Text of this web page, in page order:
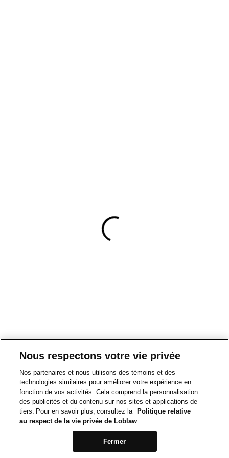
Nous respectons votre vie privée
Nos partenaires et nous utilisons des témoins et des
technologies similaires pour améliorer votre expérience en
fonction de vos activités. Cela comprend la personnalisation
des publicités et du contenu sur nos sites et applications de
tiers. Pour en savoir plus, consultez la
Politique relative
au respect de la vie privée de Loblaw
Fermer